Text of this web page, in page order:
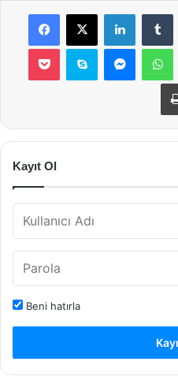
Facebook
X LinkedIn
Pocket Skype
Kayıt Ol
Beni hatırla